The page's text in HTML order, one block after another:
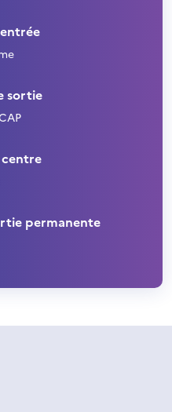
sortie
permanente